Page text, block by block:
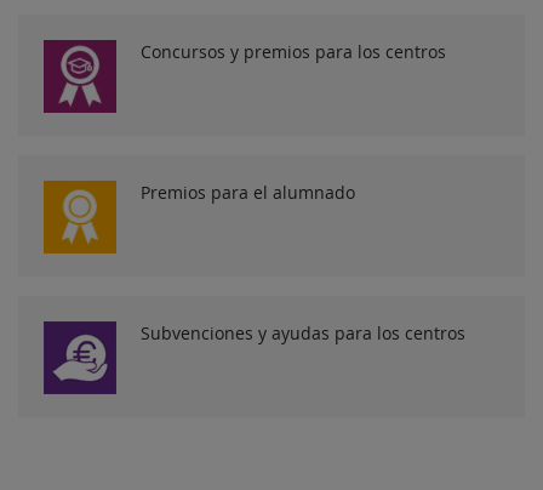
Concursos y premios para los centros
Premios para el alumnado
Subvenciones y ayudas para los centros